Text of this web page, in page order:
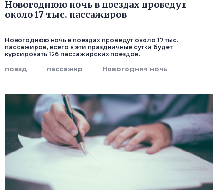
Новогоднюю ночь в поездах проведут
около 17 тыс. пассажиров
Новогоднюю ночь в поездах проведут около 17 тыс.
пассажиров, всего в эти праздничные сутки будет
курсировать 126 пассажирских поездов.
поезд пассажир Новогодняя ночь